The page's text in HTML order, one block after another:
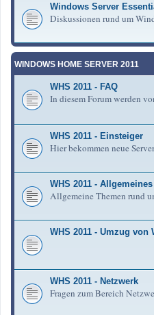
Windows Server
Diskussionen rund um
WINDOWS HOME SERVER 2011
WHS 2011 - FAQ
In diesem Forum werden
WHS 2011 - Einsteiger
Hier bekommen neue
WHS 2011 - Allgemeines
Allgemeine Themen rund
WHS 2011 - Umzug von
WHS 2011 - Netzwerk
Fragen zum Bereich